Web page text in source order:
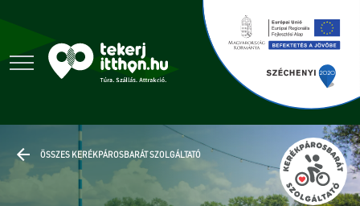
ÖSSZES KERÉKPÁROSBARÁT SZOLGÁLTATÓ